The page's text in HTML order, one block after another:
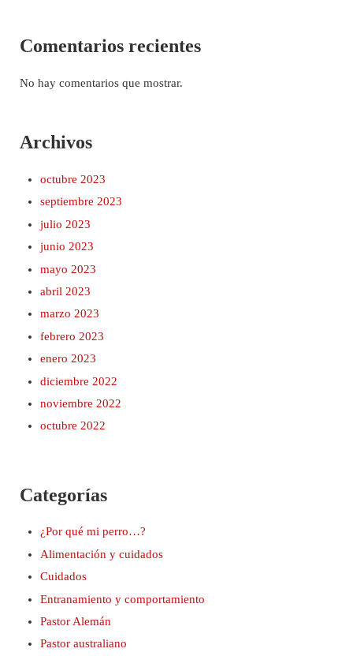
Comentarios recientes
No hay comentarios que mostrar.
Archivos
octubre 2023
septiembre 2023
julio 2023
junio 2023
mayo 2023
abril 2023
marzo 2023
febrero 2023
enero 2023
diciembre 2022
noviembre 2022
octubre 2022
Categorías
¿Por qué mi perro…?
Alimentación y cuidados
Cuidados
Entranamiento y comportamiento
Pastor Alemán
Pastor australiano